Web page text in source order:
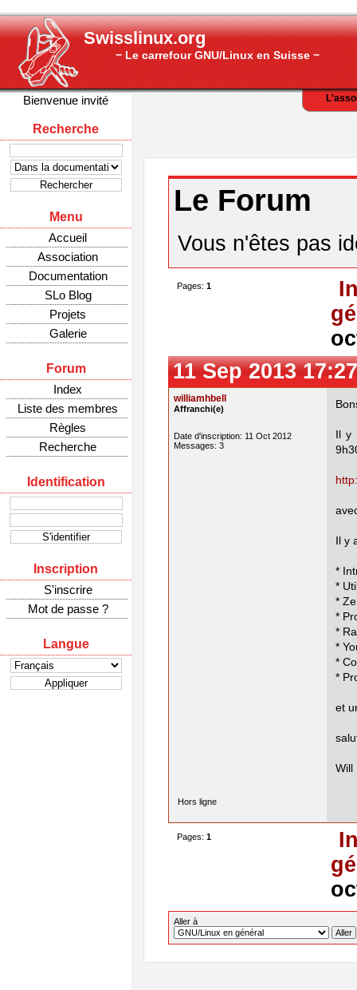
Swisslinux.org
− Le carrefour GNU/Linux en Suisse −
Bienvenue invité
Recherche
Menu
Accueil
Association
Documentation
SLo Blog
Projets
Galerie
Forum
Index
Liste des membres
Règles
Recherche
Identification
Inscription
S'inscrire
Mot de passe ?
Langue
Le Forum
Vous n'êtes pas
Pages: 1
11 Sep 2013
williamhbell
Affranchi(e)
Date d'inscription: 11 Oct 2012
Messages: 3
Il
Il y
*
*
*
*
*
*
*
*
et
Will
Hors ligne
Pages: 1
Aller à